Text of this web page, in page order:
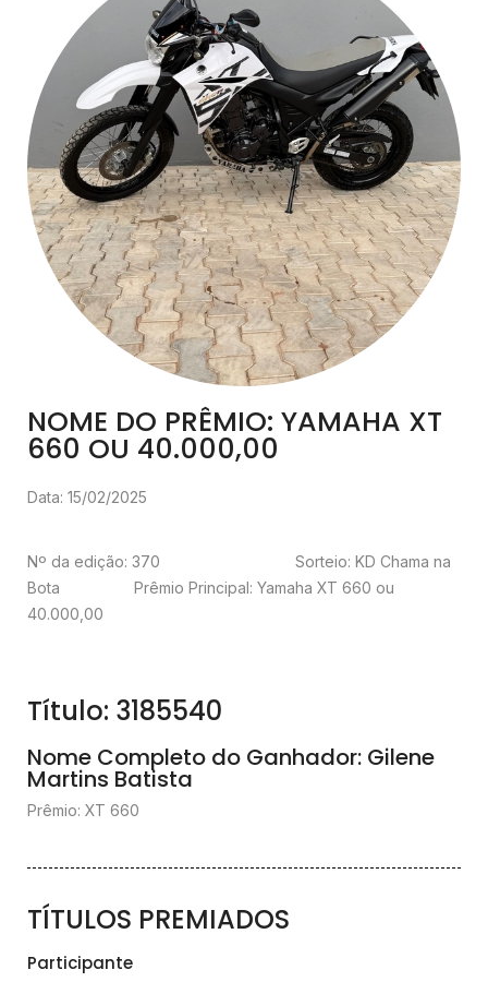
NOME DO PRÊMIO: YAMAHA XT
660 OU 40.000,00
Data: 15/02/2025
Nº da edição: 370 Sorteio: KD Chama na
Bota Prêmio Principal: Yamaha XT 660 ou
40.000,00
Título: 3185540
Nome Completo do Ganhador: Gilene
Martins Batista
Prêmio: XT 660
TÍTULOS PREMIADOS
Participante